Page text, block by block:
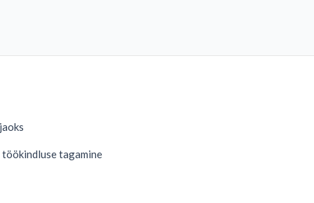
tagamine